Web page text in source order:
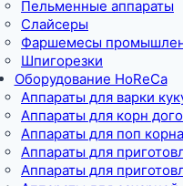
Пельменные аппараты
Слайсеры
Фаршемесы
Шпигорезки
Оборудование HoReCa
Аппараты для варки
Аппараты для корн
Аппараты для поп корна
Аппараты для
Аппараты для